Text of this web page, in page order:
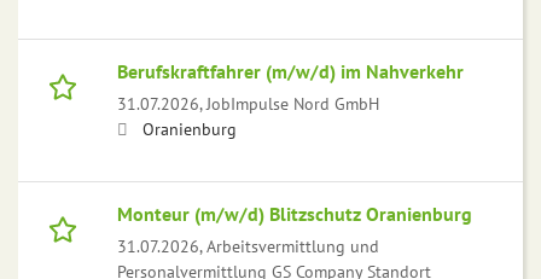
Berufskraftfahrer (m/w/d) im Nahverkehr
31.07.2026,JobImpulse Nord GmbH
Oranienburg
Monteur (m/w/d) Blitzschutz Oranienburg
31.07.2026,Arbeitsvermittlung und
Personalvermittlung GS Company Standort